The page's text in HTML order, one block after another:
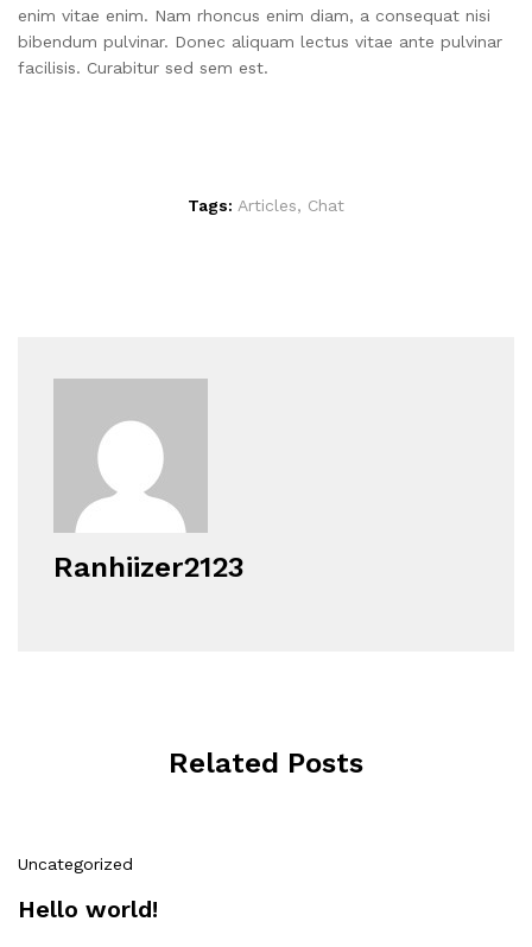
enim vitae enim. Nam rhoncus enim diam, a consequat nisi
bibendum pulvinar. Donec aliquam lectus vitae ante pulvinar
facilisis. Curabitur sed sem est.
Tags: Articles, Chat
Ranhiizer2123
Related Posts
Uncategorized
Hello world!